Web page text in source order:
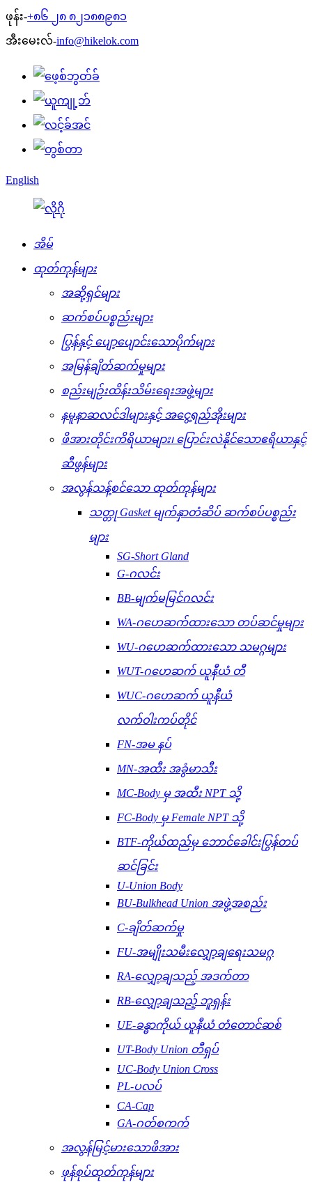
ဖုန်း-+၈၆ ၂၈ ၈၂၁၈၈၉၈၁
အီးမေးလ်-info@hikelok.com
English
အိမ်
ထုတ်ကုန်များ
အဆို့ရှင်များ
ဆက်စပ်ပစ္စည်းများ
ပြွန်နှင့် ပျော့ပျောင်းသောပိုက်များ
အမြန်ချိတ်ဆက်မှုများ
စည်းမျဉ်းထိန်းသိမ်းရေးအဖွဲ့များ
နမူနာဆလင်ဒါများနှင့် အငွေ့ရည်အိုးများ
ဖိအားတိုင်းကိရိယာများ၊ ပြောင်းလဲနိုင်သောဧရိယာနှင့်
ဆီဖွန်များ
အလွန်သန့်စင်သော ထုတ်ကုန်များ
သတ္တု Gasket မျက်နှာတံဆိပ် ဆက်စပ်ပစ္စည်း
များ
SG-Short Gland
G-ဂလင်း
BB-မျက်မမြင်ဂလင်း
WA-ဂဟေဆက်ထားသော တပ်ဆင်မှုများ
WU-ဂဟေဆက်ထားသော သမဂ္ဂများ
WUT-ဂဟေဆက် ယူနီယံ တီ
WUC-ဂဟေဆက် ယူနီယံ
လက်ဝါးကပ်တိုင်
FN-အမ နပ်
MN-အထီး အခွံမာသီး
MC-Body မှ အထီး NPT သို့
FC-Body မှ Female NPT သို့
BTF-ကိုယ်ထည်မှ ဘောင်ခေါင်းပြွန်တပ်
ဆင်ခြင်း
U-Union Body
BU-Bulkhead Union အဖွဲ့အစည်း
C-ချိတ်ဆက်မှု
FU-အမျိုးသမီးလျှော့ချရေးသမဂ္ဂ
RA-လျှော့ချသည့် အဒက်တာ
RB-လျှော့ချသည့် ဘူရှန်း
UE-ခန္ဓာကိုယ် ယူနီယံ တံတောင်ဆစ်
UT-Body Union တီရှပ်
UC-Body Union Cross
PL-ပလပ်
CA-Cap
GA-ဂတ်စကက်
အလွန်မြင့်မားသောဖိအား
ဖုန်စုပ်ထုတ်ကုန်များ